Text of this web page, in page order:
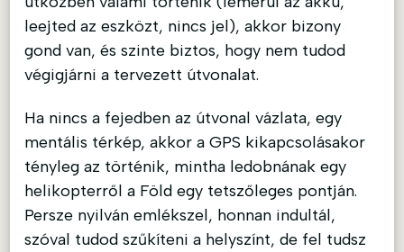
leejted az eszközt, nincs jel), akkor bizony
gond van, és szinte biztos, hogy nem tudod
végigjárni a tervezett útvonalat.
Ha nincs a fejedben az útvonal vázlata, egy
mentális térkép, akkor a GPS kikapcsolásakor
tényleg az történik, mintha ledobnának egy
helikopterről a Föld egy tetszőleges pontján.
Persze nyilván emlékszel, honnan indultál,
szóval tudod szűkíteni a helyszínt, de fel tudsz